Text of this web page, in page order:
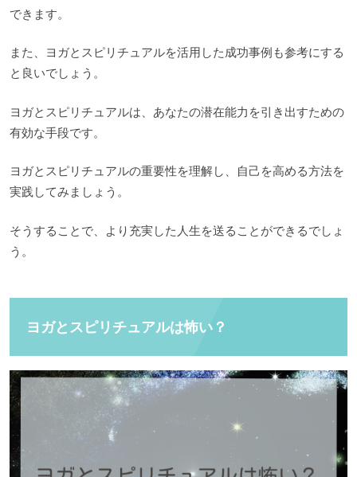
できます。
また、ヨガとスピリチュアルを活用した成功事例も参考にする
と良いでしょう。
ヨガとスピリチュアルは、あなたの潜在能力を引き出すための
有効な手段です。
ヨガとスピリチュアルの重要性を理解し、自己を高める方法を
実践してみましょう。
そうすることで、より充実した人生を送ることができるでしょ
う。
ヨガとスピリチュアルは怖い？